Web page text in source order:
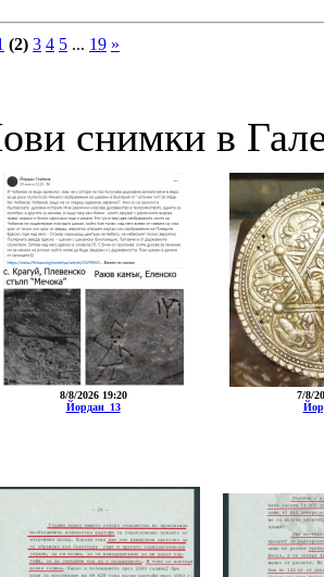
(2) 3 4 5 ... 19 »
снимки в
8/8/2026 19:20
Йордан_13
7/8/